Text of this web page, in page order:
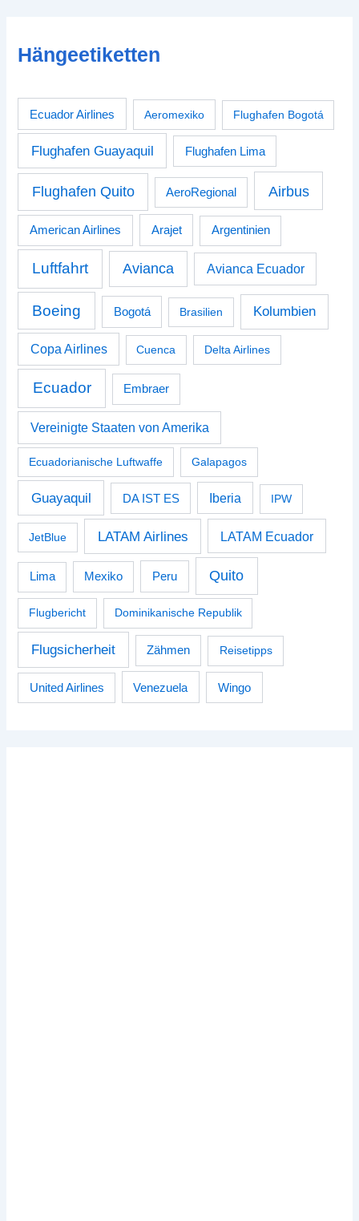
Hängeetiketten
Ecuador Airlines Aeromexiko Flughafen Bogotá
Flughafen Guayaquil Flughafen Lima
Flughafen Quito AeroRegional Airbus
American Airlines Arajet Argentinien
Luftfahrt Avianca Avianca Ecuador
Boeing Bogotá Brasilien Kolumbien
Copa Airlines Cuenca Delta Airlines
Ecuador Embraer
Vereinigte Staaten von Amerika
Ecuadorianische Luftwaffe Galapagos
Guayaquil DA IST ES Iberia IPW
JetBlue LATAM Airlines LATAM Ecuador
Lima Mexiko Peru Quito
Flugbericht Dominikanische Republik
Flugsicherheit Zähmen Reisetipps
United Airlines Venezuela Wingo